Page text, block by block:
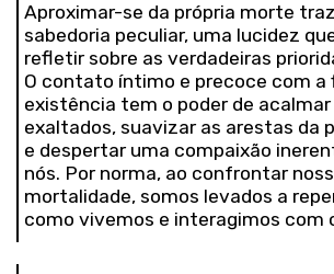
Aproximar-se da própria morte
sabedoria peculiar, uma lucidez
refletir sobre as verdadeiras
O contato íntimo e precoce com a
existência tem o poder de acalmar
exaltados, suavizar as arestas da
e despertar uma compaixão
nós. Por norma, ao confrontar
mortalidade, somos levados a
como vivemos e interagimos com